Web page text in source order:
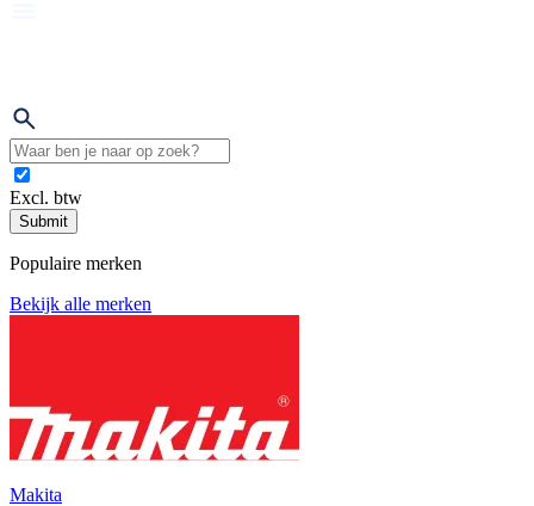
Excl. btw
Submit
Populaire merken
Bekijk alle merken
Makita